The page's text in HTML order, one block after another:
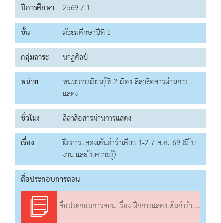
ปีการศึกษา 2569 / 1
ชั้น
มัธยมศึกษาปีที่ 3
กลุ่มสาระ
นาฏศิลป์
หน่วย
หน่วยการเรียนรู้ที่ 2 เรื่อง ลีลาสื่อสารผ่านการ
แสดง
ชั่วโมง
ลีลาสื่อสารผ่านการแสดง
เรื่อง
ฝึกการแสดงเต้นกำรำเคียว 1-2 7 ส.ค. 69 (มีใบ
งาน และใบความรู้)
สื่อประกอบการสอน
สื่อประกอบการสอน เรื่อง ฝึกการแสดงเต้นกำรำเคียว 1-2